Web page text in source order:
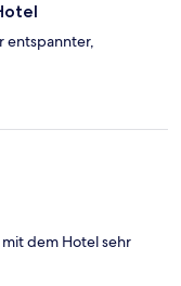
entspannter,
dem Hotel sehr